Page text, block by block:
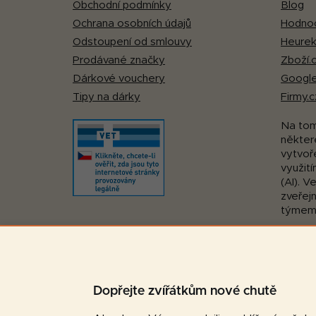
Dopřejte zvířátkům nové chutě
Obchodní podmínky
Ochrana osobních údajů
Odstoupení od smlouvy
Prodávané značky
Dárkové vouchery
Tipy na dárky
Blog
Na
(AI).
Pohodlná platba: